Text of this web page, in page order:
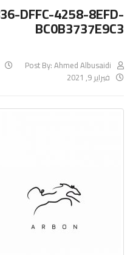
DFFC-4258-8EFD-
BC0B3737E9C3
Post By:Ahmed Albusaidi
فبراير 9, 2021